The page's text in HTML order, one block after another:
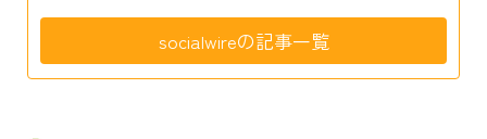
socialwireの記事一覧